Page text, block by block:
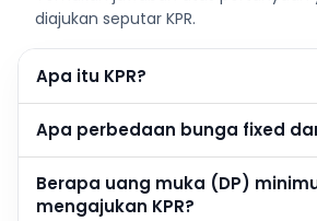
diajukan seputar KPR.
Apa itu KPR?
Apa perbedaan bunga fixed
Berapa uang muka (DP)
mengajukan KPR?